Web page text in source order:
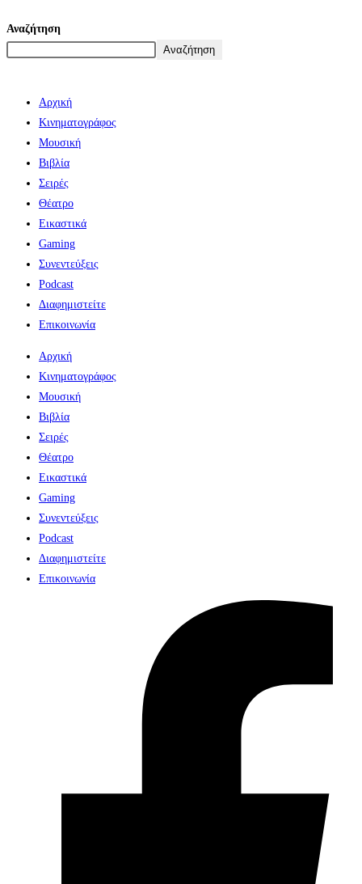
Αναζήτηση
Αναζήτηση
Αρχική
Κινηματογράφος
Μουσική
Βιβλία
Σειρές
Θέατρο
Εικαστικά
Gaming
Συνεντεύξεις
Podcast
Διαφημιστείτε
Επικοινωνία
Αρχική
Κινηματογράφος
Μουσική
Βιβλία
Σειρές
Θέατρο
Εικαστικά
Gaming
Συνεντεύξεις
Podcast
Διαφημιστείτε
Επικοινωνία